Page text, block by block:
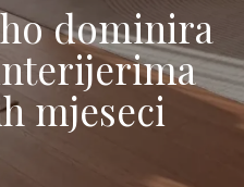
dominira
mjeseci